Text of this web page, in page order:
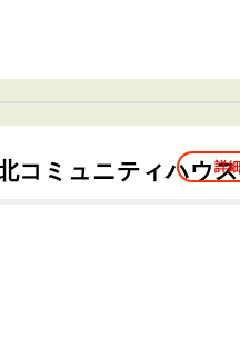
コミュニティハウ詳